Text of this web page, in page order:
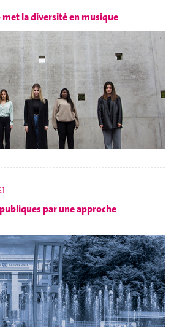
la diversité en musique
par une approche